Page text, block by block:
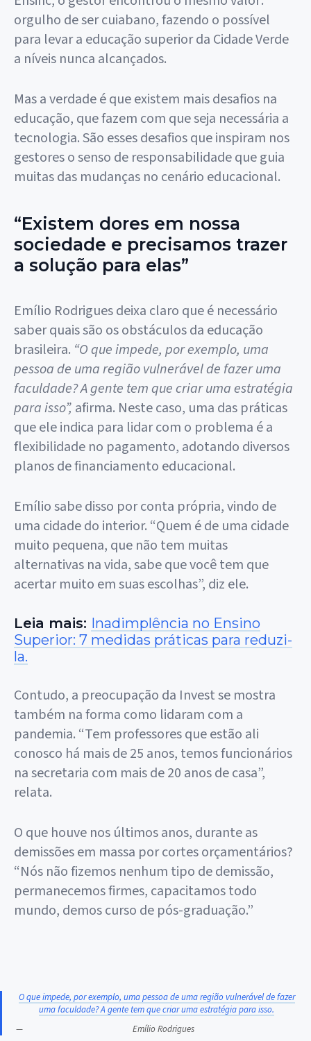
orgulho de ser cuiabano, fazendo o possível
para levar a educação superior da Cidade Verde
a níveis nunca alcançados.
Mas a verdade é que existem mais desafios na
educação, que fazem com que seja necessária a
tecnologia. São esses desafios que inspiram nos
gestores o senso de responsabilidade que guia
muitas das mudanças no cenário educacional.
“Existem dores em nossa
sociedade e precisamos trazer
a solução para elas”
Emílio Rodrigues deixa claro que é necessário
saber quais são os obstáculos da educação
brasileira. “O que impede, por exemplo, uma
pessoa de uma região vulnerável de fazer uma
faculdade? A gente tem que criar uma estratégia
para isso”, afirma. Neste caso, uma das práticas
que ele indica para lidar com o problema é a
flexibilidade no pagamento, adotando diversos
planos de financiamento educacional.
Emílio sabe disso por conta própria, vindo de
uma cidade do interior. “Quem é de uma cidade
muito pequena, que não tem muitas
alternativas na vida, sabe que você tem que
acertar muito em suas escolhas”, diz ele.
Leia mais: Inadimplência no Ensino
Superior: 7 medidas práticas para reduzi-
la.
Contudo, a preocupação da Invest se mostra
também na forma como lidaram com a
pandemia. “Tem professores que estão ali
conosco há mais de 25 anos, temos funcionários
na secretaria com mais de 20 anos de casa”,
relata.
O que houve nos últimos anos, durante as
demissões em massa por cortes orçamentários?
“Nós não fizemos nenhum tipo de demissão,
permanecemos firmes, capacitamos todo
mundo, demos curso de pós-graduação.”
O que impede, por exemplo, uma pessoa de uma região vulnerável de fazer
uma faculdade? A gente tem que criar uma estratégia para isso.
Emílio Rodrigues